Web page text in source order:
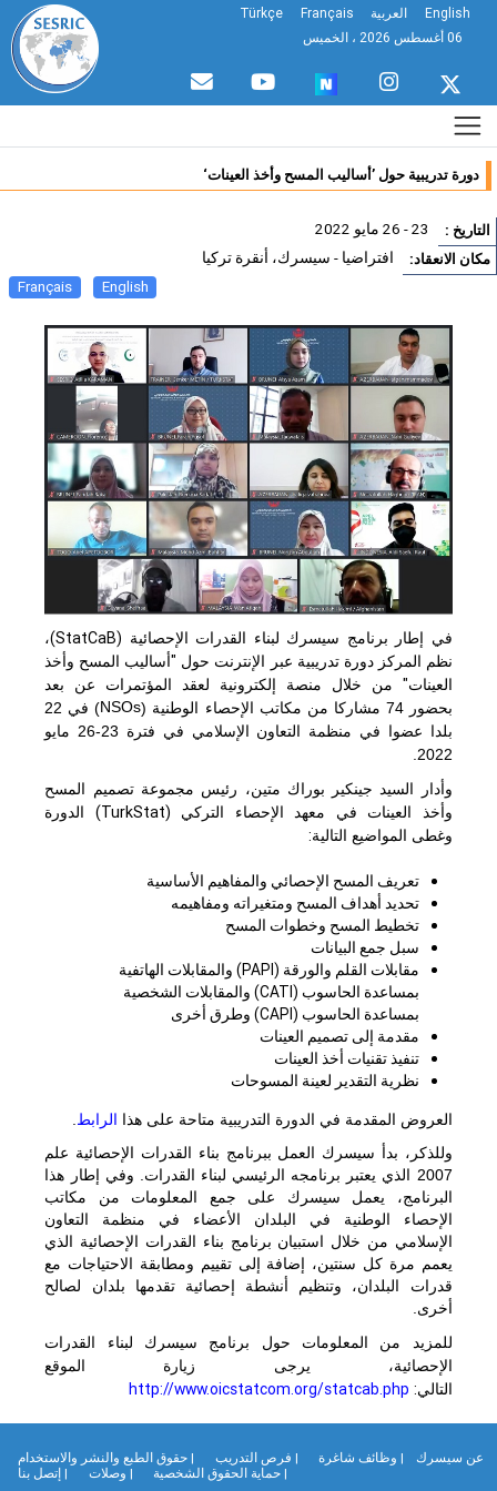
English العربية Français
Türkçe
دورة تدريبية حول ’أساليب المسح وأخذ العينات‘
: 23 - 26 مايو 2022
الانعقاد: افتراضيا - سيسرك، أنقرة تركيا
English
Français
في إطار برنامج سيسرك لبناء القدرات الإحصائية(StatCaB)،
نظم المركز دورة تدريبية عبر الإنترنت حول "أساليب المسح وأخذ
العينات"من خلال منصة إلكترونية لعقد المؤتمرات عن بعد
بحضور 74 مشاركا من مكاتب الإحصاء الوطنية (
NSOs
) في 22
بلدا عضوا في منظمة التعاون الإسلامي في فترة 23-26 مايو
2022.
وأدار السيد جينكير بوراك متين، رئيس مجموعة تصميم المسح
وأخذ العينات في معهد الإحصاء التركي ( TurkStat) الدورة
وغطى المواضيع التالية:
تعريف المسح الإحصائي والمفاهيم الأساسية
تحديد أهداف المسح ومتغيراته ومفاهيمه
تخطيط المسح وخطوات المسح
سبل جمع البيانات
مقابلات القلم والورقة (PAPI) والمقابلات الهاتفية
بمساعدة الحاسوب (CATI) والمقابلات الشخصية
بمساعدة الحاسوب (CAPI) وطرق أخرى
مقدمة إلى تصميم العينات
تنفيذ تقنيات أخذ العينات
نظرية التقدير لعينة المسوحات
العروض المقدمة في الدورة التدريبية متاحة على هذاالرابط.
وللذكر، بدأ سيسرك العمل ببرنامج بناء القدرات الإحصائية علم
2007 الذي يعتبر برنامجه الرئيسي لبناء القدرات. وفي إطار هذا
البرنامج، يعمل سيسرك على جمع المعلومات من مكاتب
الإحصاء الوطنية في البلدان الأعضاء في منظمة التعاون
الإسلامي من خلال استبيان برنامج بناء القدرات الإحصائية الذي
يعمم مرة كل سنتين، إضافة إلى تقييم ومطابقة الاحتياجات مع
قدرات البلدان، وتنظيم أنشطة إحصائية تقدمها بلدان لصالح
أخرى.
للمزيد من المعلومات حول برنامج سيسرك لبناء القدرات
الإحصائية، يرجى زيارة الموقع
التالي:http://www.oicstatcom.org/statcab.php
سيسرك | وظائف شاغرة | فرص التدريب
| حقوق الطبع والنشر والاستخدام
| حماية الحقوق الشخصية
| وصلات | إتصل بنا